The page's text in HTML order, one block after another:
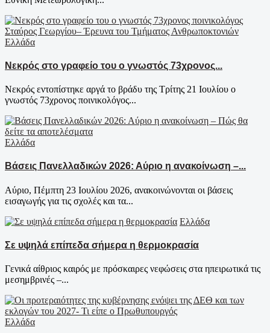
Ελλάδα
Νεκρός στο γραφείο του ο γνωστός 73χρονος...
Νεκρός εντοπίστηκε αργά το βράδυ της Τρίτης 21 Ιουλίου ο
γνωστός 73χρονος ποινικολόγος...
Ελλάδα
Βάσεις Πανελλαδικών 2026: Αύριο η ανακοίνωση –...
Αύριο, Πέμπτη 23 Ιουλίου 2026, ανακοινώνονται οι βάσεις
εισαγωγής για τις σχολές και τα...
Ελλάδα
Σε υψηλά επίπεδα σήμερα η θερμοκρασία
Γενικά αίθριος καιρός με πρόσκαιρες νεφώσεις στα ηπειρωτικά τις
μεσημβρινές –...
Ελλάδα